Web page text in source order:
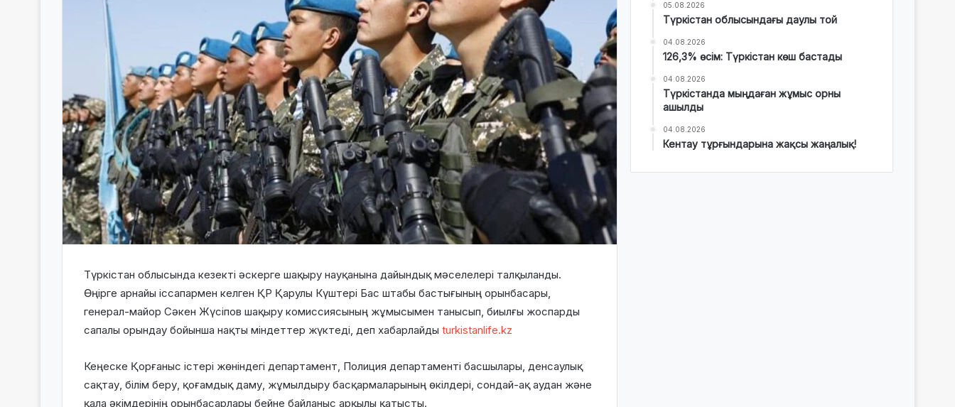
Түркістан облысында кезекті әскерге шақыру науқанына дайындық мәселелері талқыланды.
Өңірге арнайы іссапармен келген ҚР Қарулы Күштері Бас штабы бастығының орынбасары,
генерал-майор Сәкен Жүсіпов шақыру комиссиясының жұмысымен танысып, биылғы жоспарды
сапалы орындау бойынша нақты міндеттер жүктеді, деп хабарлайды turkistanlife.kz
Кеңеске Қорғаныс істері жөніндегі департамент, Полиция департаменті басшылары, денсаулық
сақтау, білім беру, қоғамдық даму, жұмылдыру басқармаларының өкілдері, сондай-ақ аудан және
қала әкімдерінің орынбасарлары бейне байланыс арқылы қатысты.
05.08.2026
Түркістан облысындағы даулы той
04.08.2026
126,3% өсім: Түркістан көш бастады
04.08.2026
Түркістанда мыңдаған жұмыс орны
ашылды
04.08.2026
Кентау тұрғындарына жақсы жаңалық!